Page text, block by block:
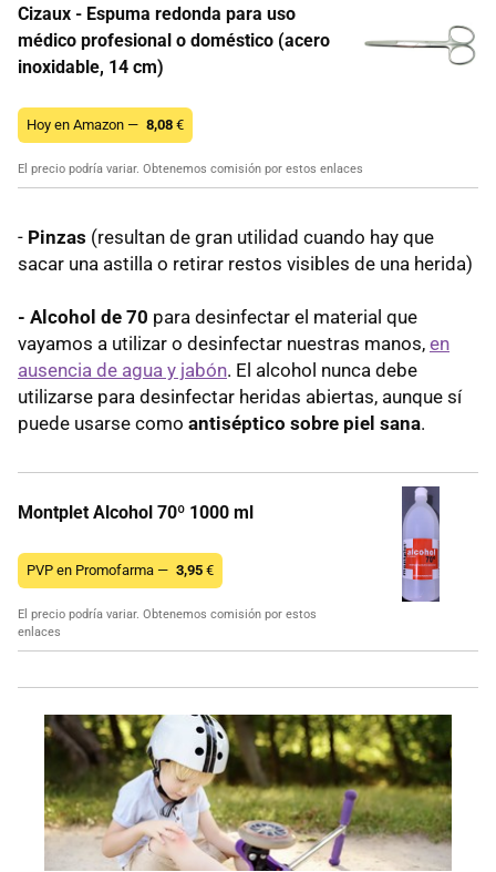
Cizaux - Espuma redonda para uso
médico profesional o doméstico (acero
inoxidable, 14 cm)
Hoy en Amazon — 8,08 €
El precio podría variar. Obtenemos comisión por estos enlaces
- Pinzas (resultan de gran utilidad cuando hay que
sacar una astilla o retirar restos visibles de una herida)
- Alcohol de 70 para desinfectar el material que
vayamos a utilizar o desinfectar nuestras manos, en
ausencia de agua y jabón. El alcohol nunca debe
utilizarse para desinfectar heridas abiertas, aunque sí
puede usarse como antiséptico sobre piel sana.
Montplet Alcohol 70º 1000 ml
PVP en Promofarma — 3,95 €
El precio podría variar. Obtenemos comisión por estos
enlaces